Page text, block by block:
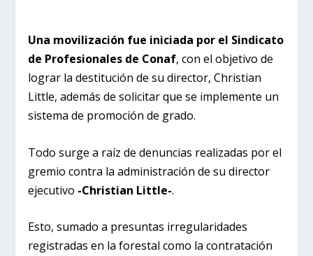
Una movilización fue iniciada por el Sindicato
de Profesionales de Conaf, con el objetivo de
lograr la destitución de su director, Christian
Little, además de solicitar que se implemente un
sistema de promoción de grado.
Todo surge a raíz de denuncias realizadas por el
gremio contra la administración de su director
ejecutivo -Christian Little-.
Esto, sumado a presuntas irregularidades
registradas en la forestal como la contratación